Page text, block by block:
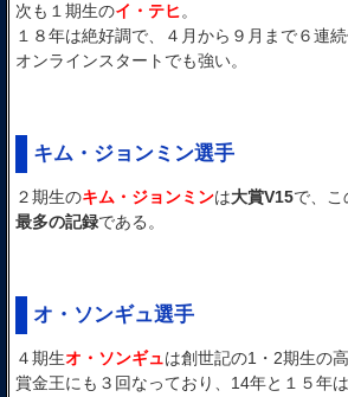
次も１期生のイ・テヒ 。
１８年は絶好調で、４月から９月まで６連続
オンラインスタートでも強い。
キム・ジョンミン選手
２期生のキム・ジョンミンは大賞V15で、こ
最多の記録である。
オ・ソンギュ選手
４期生オ・ソンギュは創世記の1・2期生の
賞金王にも３回なっており、14年と１５年